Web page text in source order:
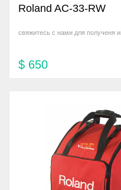
Roland AC-33-RW
свяжитесь с нами для полученя
$ 650